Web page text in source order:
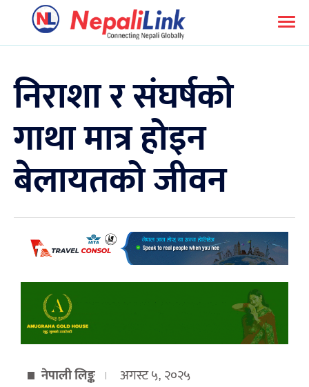
निराशा र संघर्षको
गाथा मात्र होइन
बेलायतको जीवन
नेपाली लिङ्क अगस्ट ५, २०२५